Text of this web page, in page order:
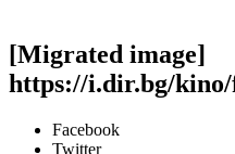
[Migrated image]
https://i.dir.bg/kino/
Facebook
Twitter